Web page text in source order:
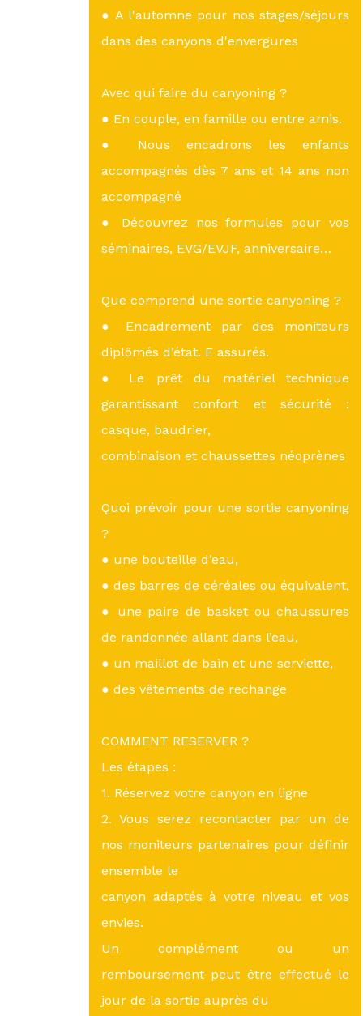
● A l'automne pour nos stages/séjours
dans des canyons d'envergures
Avec qui faire du canyoning ?
● En couple, en famille ou entre amis.
● Nous encadrons les enfants
accompagnés dès 7 ans et 14 ans non
accompagné
● Découvrez nos formules pour vos
séminaires, EVG/EVJF, anniversaire…
Que comprend une sortie canyoning ?
● Encadrement par des moniteurs
diplômés d’état. E assurés.
● Le prêt du matériel technique
garantissant confort et sécurité :
casque, baudrier,
combinaison et chaussettes néoprènes
Quoi prévoir pour une sortie canyoning
?
● une bouteille d’eau,
● des barres de céréales ou équivalent,
● une paire de basket ou chaussures
de randonnée allant dans l’eau,
● un maillot de bain et une serviette,
● des vêtements de rechange
COMMENT RESERVER ?
Les étapes :
1. Réservez votre canyon en ligne
2. Vous serez recontacter par un de
nos moniteurs partenaires pour définir
ensemble le
canyon adaptés à votre niveau et vos
envies.
Un complément ou un
remboursement peut être effectué le
jour de la sortie auprès du